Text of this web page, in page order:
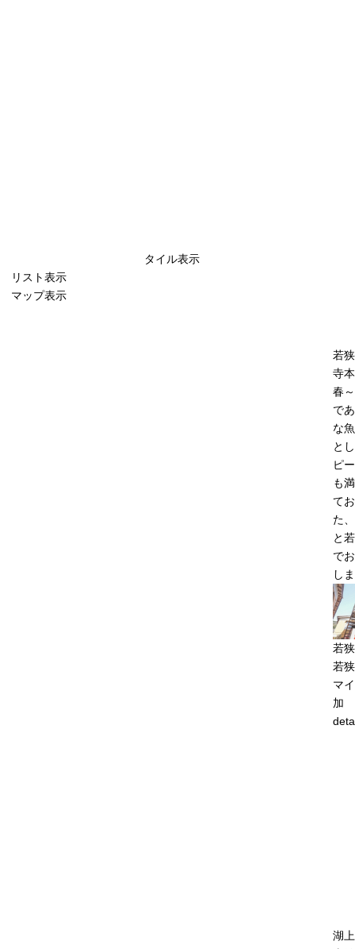
タイル表示
リスト表示
マップ表示
若
寺本
春
で
な
と
ピ
も
て
た
と
で
し
若
若
マ
加
湖